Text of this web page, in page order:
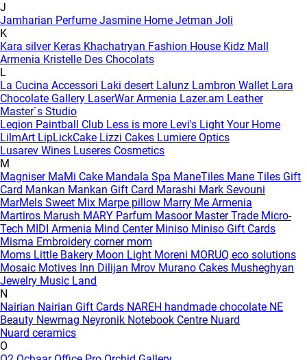
J
Jamharian Perfume Jasmine Home Jetman Joli
K
Kara silver Keras Khachatryan Fashion House Kidz Mall
Armenia Kristelle Des Chocolats
L
La Cucina Accessori Laki desert Lalunz Lambron Wallet Lara
Chocolate Gallery LaserWar Armenia Lazer.am Leather
Master`s Studio
Legion Paintball Club Less is more Levi's Light Your Home
LilmArt LipLickCake Lizzi Cakes Lumiere Optics
Lusarev Wines Luseres Cosmetics
M
Magniser MaMi Cake Mandala Spa ManeTiles Mane Tiles Gift
Card Mankan Mankan Gift Card Marashi Mark Sevouni
MarMels Sweet Mix Marpe pillow Marry Me Armenia
Martiros Marush MARY Parfum Masoor Master Trade Micro-
Tech MIDI Armenia Mind Center Miniso Miniso Gift Cards
Misma Embroidery corner mom
Moms Little Bakery Moon Light Moreni MORUQ eco solutions
Mosaic Motives Inn Dilijan Mrov Murano Cakes Musheghyan
Jewelry Music Land
N
Nairian Nairian Gift Cards NAREH handmade chocolate NE
Beauty Newmag Neyronik Notebook Centre Nuard
Nuard ceramics
O